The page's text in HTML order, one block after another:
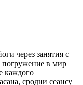
через занятия с
в мир
каждого
сродни сеансу